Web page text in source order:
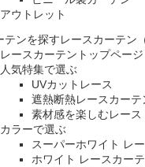
アウトレット
レースカーテン
レースカーテントップページ
人気特集で選ぶ
UVカットレース
遮熱断熱レースカーテ
素材感を楽しむレース
カラーで選ぶ
スーパーホワイト レ
ホワイト レースカー